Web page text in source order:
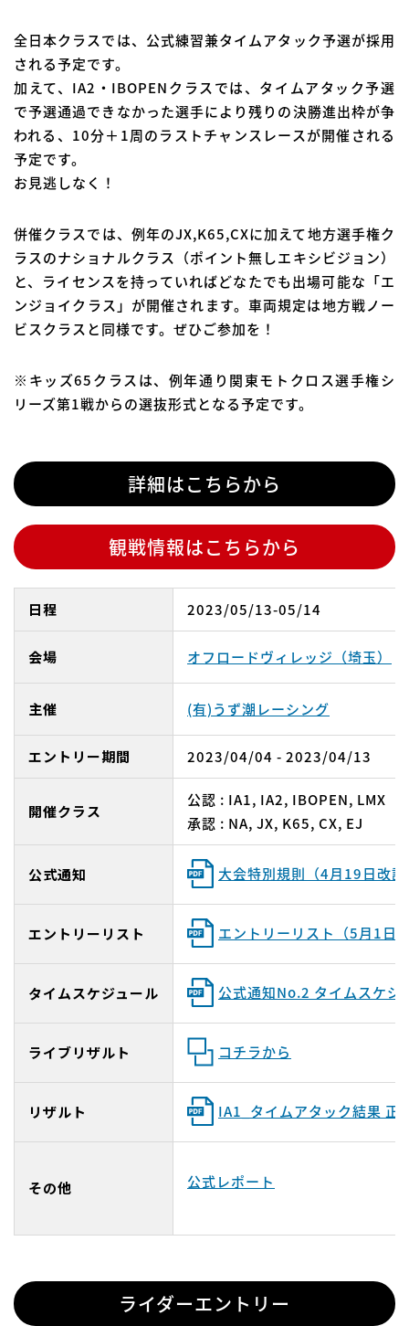
全日本クラスでは、公式練習兼タイムアタック予選が採用
される予定です。
加えて、IA2・IBOPENクラスでは、タイムアタック予選
で予選通過できなかった選手により残りの決勝進出枠が争
われる、10分＋1周のラストチャンスレースが開催される
予定です。
お見逃しなく！
併催クラスでは、例年のJX,K65,CXに加えて地方選手権ク
ラスのナショナルクラス（ポイント無しエキシビジョン）
と、ライセンスを持っていればどなたでも出場可能な「エ
ンジョイクラス」が開催されます。車両規定は地方戦ノー
ビスクラスと同様です。ぜひご参加を！
※キッズ65クラスは、例年通り関東モトクロス選手権シ
リーズ第1戦からの選抜形式となる予定です。
詳細はこちらから
観戦情報はこちらから
日程 2023/05/13-05/14
会場 オフロードヴィレッジ（埼玉）
主催 (有)うず潮レーシング
エントリー期間 2023/04/04 - 2023/04/13
開催クラス
公認 : IA1, IA2, IBOPEN, LMX
承認 : NA, JX, K65, CX, EJ
公式通知 大会特別規則（4月19日改
エントリーリスト エントリーリスト（5月1日
タイムスケジュール 公式通知No.2 タイムスケ
ライブリザルト コチラから
リザルト IA1_タイムアタック結果 正
その他 公式レポート
ライダーエントリー